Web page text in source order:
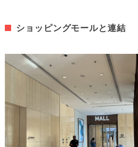
ショッピングモールと連結